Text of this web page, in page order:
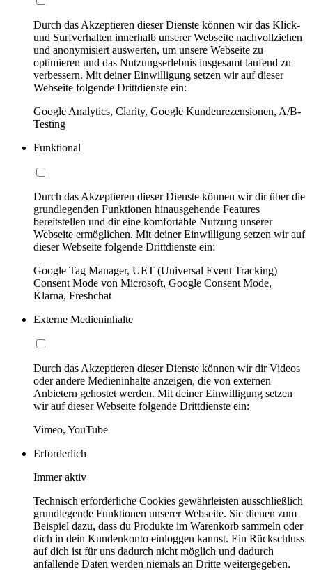
Durch das Akzeptieren dieser Dienste können wir das Klick-
und Surfverhalten innerhalb unserer Webseite nachvollziehen
und anonymisiert auswerten, um unsere Webseite zu
optimieren und das Nutzungserlebnis insgesamt laufend zu
verbessern. Mit deiner Einwilligung setzen wir auf dieser
Webseite folgende Drittdienste ein:
Google Analytics, Clarity, Google Kundenrezensionen, A/B-
Testing
Funktional
Durch das Akzeptieren dieser Dienste können wir dir über die
grundlegenden Funktionen hinausgehende Features
bereitstellen und dir eine komfortable Nutzung unserer
Webseite ermöglichen. Mit deiner Einwilligung setzen wir auf
dieser Webseite folgende Drittdienste ein:
Google Tag Manager, UET (Universal Event Tracking)
Consent Mode von Microsoft, Google Consent Mode,
Klarna, Freshchat
Externe Medieninhalte
Durch das Akzeptieren dieser Dienste können wir dir Videos
oder andere Medieninhalte anzeigen, die von externen
Anbietern gehostet werden. Mit deiner Einwilligung setzen
wir auf dieser Webseite folgende Drittdienste ein:
Vimeo, YouTube
Erforderlich
Immer aktiv
Technisch erforderliche Cookies gewährleisten ausschließlich
grundlegende Funktionen unserer Webseite. Sie dienen zum
Beispiel dazu, dass du Produkte im Warenkorb sammeln oder
dich in dein Kundenkonto einloggen kannst. Ein Rückschluss
auf dich ist für uns dadurch nicht möglich und dadurch
anfallende Daten werden niemals an Dritte weitergegeben.